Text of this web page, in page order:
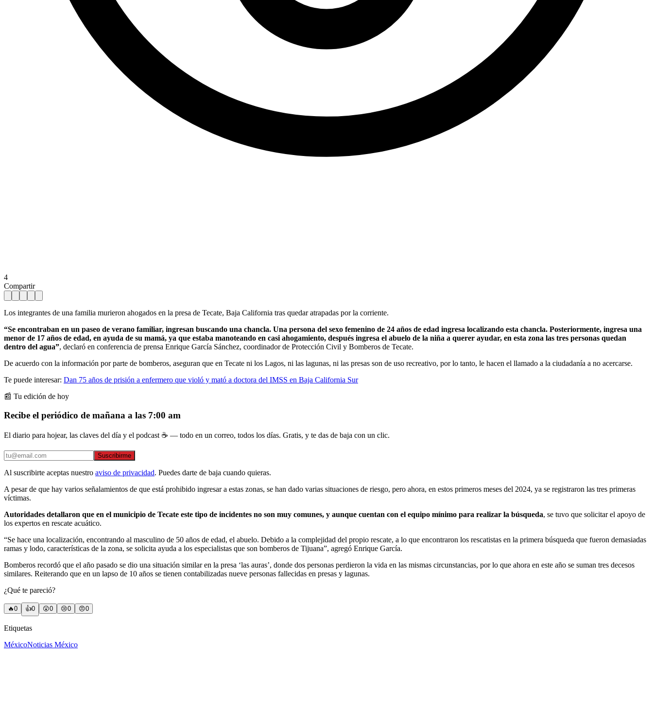
4
Compartir
Los integrantes de una familia murieron ahogados en la presa de Tecate, Baja California tras quedar atrapadas por la corriente.
“Se encontraban en un paseo de verano familiar, ingresan buscando una chancla. Una persona del sexo femenino de 24 años de edad ingresa localizando esta chancla. Posteriormente, ingresa una
menor de 17 años de edad, en ayuda de su mamá, ya que estaba manoteando en casi ahogamiento, después ingresa el abuelo de la niña a querer ayudar, en esta zona las tres personas quedan
dentro del agua”, declaró en conferencia de prensa Enrique García Sánchez, coordinador de Protección Civil y Bomberos de Tecate.
De acuerdo con la información por parte de bomberos, aseguran que en Tecate ni los Lagos, ni las lagunas, ni las presas son de uso recreativo, por lo tanto, le hacen el llamado a la ciudadanía a no acercarse.
Te puede interesar: Dan 75 años de prisión a enfermero que violó y mató a doctora del IMSS en Baja California Sur
📰 Tu edición de hoy
Recibe el periódico de mañana a las 7:00 am
El diario para hojear, las claves del día y el podcast ☕ — todo en un correo, todos los días. Gratis, y te das de baja con un clic.
Suscribirme
Al suscribirte aceptas nuestro aviso de privacidad. Puedes darte de baja cuando quieras.
A pesar de que hay varios señalamientos de que está prohibido ingresar a estas zonas, se han dado varias situaciones de riesgo, pero ahora, en estos primeros meses del 2024, ya se registraron las tres primeras
víctimas.
Autoridades detallaron que en el municipio de Tecate este tipo de incidentes no son muy comunes, y aunque cuentan con el equipo mínimo para realizar la búsqueda, se tuvo que solicitar el apoyo de
los expertos en rescate acuático.
“Se hace una localización, encontrando al masculino de 50 años de edad, el abuelo. Debido a la complejidad del propio rescate, a lo que encontraron los rescatistas en la primera búsqueda que fueron demasiadas
ramas y lodo, características de la zona, se solicita ayuda a los especialistas que son bomberos de Tijuana”, agregó Enrique García.
Bomberos recordó que el año pasado se dio una situación similar en la presa ‘las auras’, donde dos personas perdieron la vida en las mismas circunstancias, por lo que ahora en este año se suman tres decesos
similares. Reiterando que en un lapso de 10 años se tienen contabilizadas nueve personas fallecidas en presas y lagunas.
¿Qué te pareció?
🔥0 👍0 😲0 😢0 😠0
Etiquetas
MéxicoNoticias México